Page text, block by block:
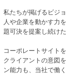
私たちが掲げるビジ
人や企業を動かす力
題可決を提案し続け
コーポレートサイト
クライアントの意図
ン能力も、当社で働